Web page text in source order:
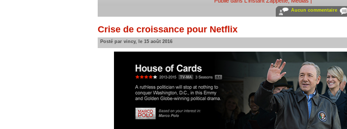
Aucun commentaire
Crise de croissance pour Netflix
Posté par vincy, le 15 août 2016